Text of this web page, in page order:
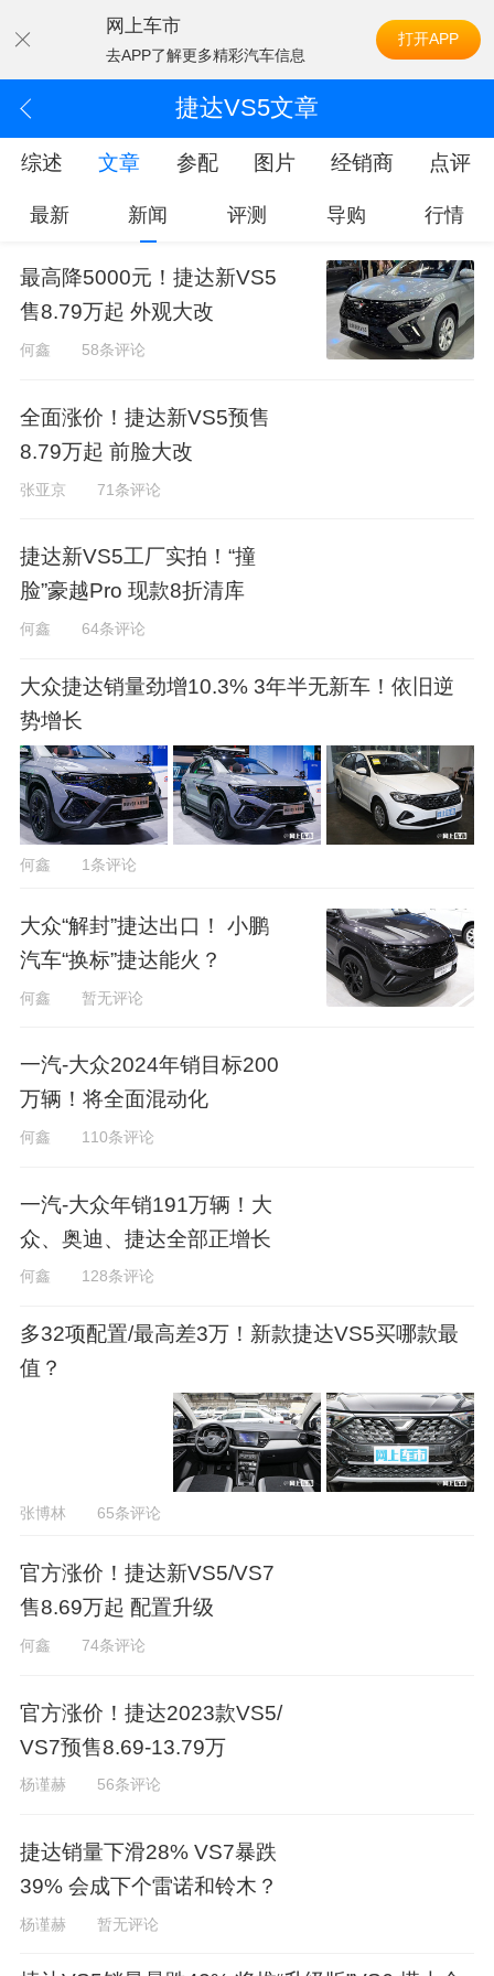
网上车市
去APP了解更多精彩汽车信息
打开APP
捷达VS5文章
综述 文章 参配 图片 经销商 点评
最新 新闻 评测 导购 行情
最高降5000元！捷达新VS5
售8.79万起 外观大改
何鑫 58条评论
全面涨价！捷达新VS5预售
8.79万起 前脸大改
张亚京 71条评论
捷达新VS5工厂实拍！“撞
脸”豪越Pro 现款8折清库
何鑫 64条评论
大众捷达销量劲增10.3% 3年半无新车！依旧逆
势增长
何鑫 1条评论
大众“解封”捷达出口！ 小鹏
汽车“换标”捷达能火？
何鑫 暂无评论
一汽-大众2024年销目标200
万辆！将全面混动化
何鑫 110条评论
一汽-大众年销191万辆！大
众、奥迪、捷达全部正增长
何鑫 128条评论
多32项配置/最高差3万！新款捷达VS5买哪款最
值？
张博林 65条评论
官方涨价！捷达新VS5/VS7
售8.69万起 配置升级
何鑫 74条评论
官方涨价！捷达2023款VS5/
VS7预售8.69-13.79万
杨谨赫 56条评论
捷达销量下滑28% VS7暴跌
39% 会成下个雷诺和铃木？
杨谨赫 暂无评论